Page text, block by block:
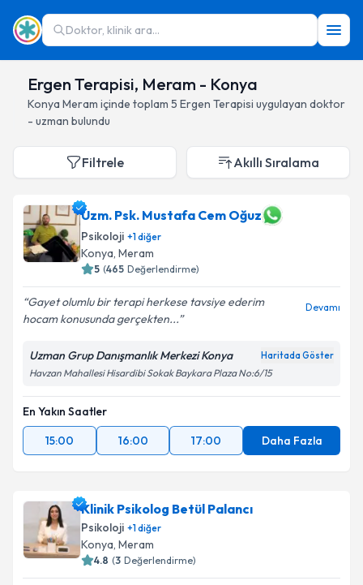
Doktor, klinik ara...
Ergen Terapisi, Meram - Konya
Konya Meram içinde toplam 5 Ergen Terapisi uygulayan doktor
- uzman bulundu
Filtrele Akıllı Sıralama
Uzm. Psk. Mustafa Cem Oğuz
Psikoloji +1diğer
Konya, Meram
5 (465 Değerlendirme)
Gayet olumlu bir terapi herkese tavsiye ederim
hocam konusunda gerçekten...
Devamı
Uzman Grup Danışmanlık Merkezi Konya Haritada Göster
Havzan Mahallesi Hisardibi Sokak Baykara Plaza No:6/15
En Yakın Saatler
15:00
16:00 17:00 Daha Fazla
Klinik Psikolog Betül Palancı
Psikoloji +1diğer
Konya, Meram
4.8 (3 Değerlendirme)